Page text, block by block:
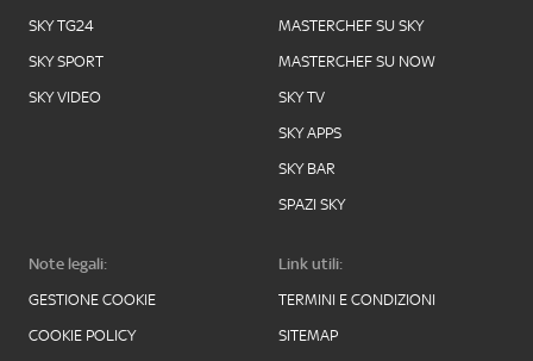
SKY TG24
SKY SPORT
SKY VIDEO
MASTERCHEF SU SKY
MASTERCHEF SU NOW
SKY TV
SKY APPS
SKY BAR
SPAZI SKY
Note legali:
GESTIONE COOKIE
COOKIE POLICY
Link utili:
TERMINI E CONDIZIONI
SITEMAP